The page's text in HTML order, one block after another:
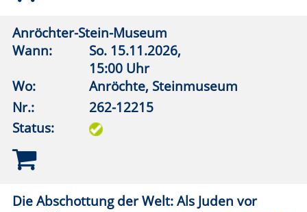
Wo:
vhs online
Nr.:
262-12610
Konrad Adenauer. Kanzler nach der
Wann:
Nr.:
262-12611